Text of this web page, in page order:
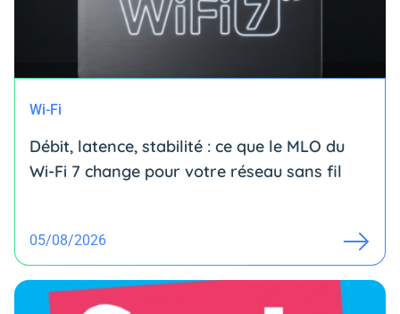
Wi-Fi
Débit, latence, stabilité : ce que le MLO du
Wi-Fi 7 change pour votre réseau sans fil
05/08/2026